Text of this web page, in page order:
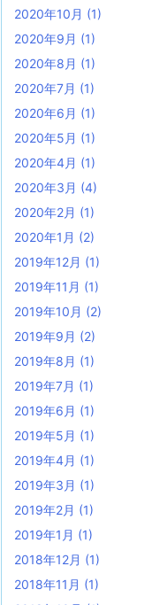
2020年10月 (1)
2020年9月 (1)
2020年8月 (1)
2020年7月 (1)
2020年6月 (1)
2020年5月 (1)
2020年4月 (1)
2020年3月 (4)
2020年2月 (1)
2020年1月 (2)
2019年12月 (1)
2019年11月 (1)
2019年10月 (2)
2019年9月 (2)
2019年8月 (1)
2019年7月 (1)
2019年6月 (1)
2019年5月 (1)
2019年4月 (1)
2019年3月 (1)
2019年2月 (1)
2019年1月 (1)
2018年12月 (1)
2018年11月 (1)